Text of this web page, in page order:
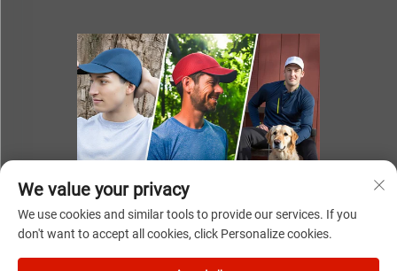
We value your privacy
We use cookies and similar tools to provide our services. If you
don't want to accept all cookies, click Personalize cookies.